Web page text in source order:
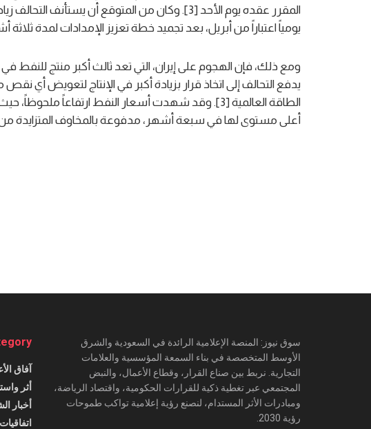
يومياً اعتباراً من أبريل، بعد تجميد خطة تعزيز الإمدادات لمدة ثلاثة
ومع ذلك، فإن الهجوم على إيران، التي تعد ثالث أكبر منتج للنفط
يدفع التحالف إلى اتخاذ قرار بزيادة أكبر في الإنتاج لتعويض أي
أعلى مستوى لها في سبعة أشهر، مدفوعة بالمخاوف المتزايدة من
سوق نيوز: المنصة الإعلامية الرائدة في السعودية والشرق
الأوسط المتخصصة في بناء السمعة المؤسسية والعلامات
التجارية. نربط بين صناع القرار، وقطاع الأعمال، والنبض
المجتمعي عبر تغطية ذكية للقرارات الحكومية، واقتصاد الرياضة،
ومبادرات الأثر المستدام، لنصنع رؤية إعلامية تواكب طموحات
رؤية 2030.
آفاق
أثر
أخبار